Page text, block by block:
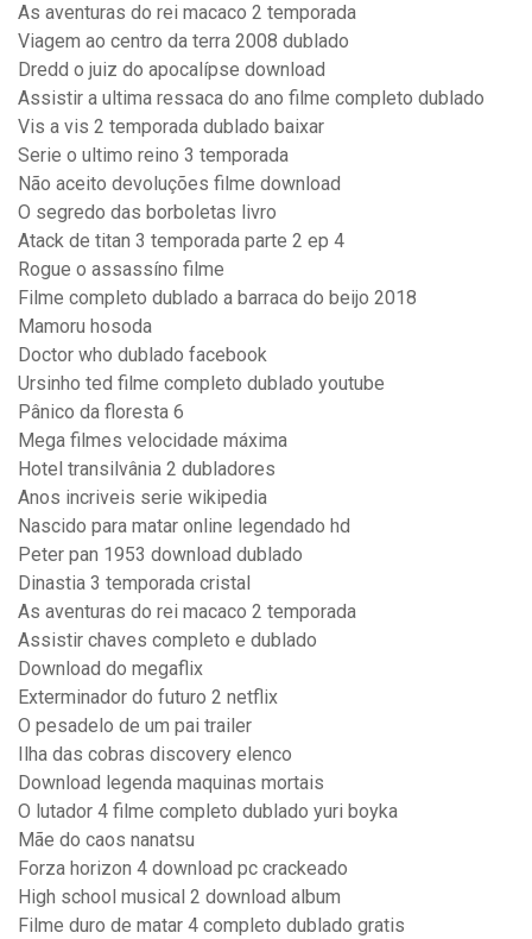
As aventuras do rei macaco 2 temporada
Viagem ao centro da terra 2008 dublado
Dredd o juiz do apocalípse download
Assistir a ultima ressaca do ano filme completo dublado
Vis a vis 2 temporada dublado baixar
Serie o ultimo reino 3 temporada
Não aceito devoluções filme download
O segredo das borboletas livro
Atack de titan 3 temporada parte 2 ep 4
Rogue o assassíno filme
Filme completo dublado a barraca do beijo 2018
Mamoru hosoda
Doctor who dublado facebook
Ursinho ted filme completo dublado youtube
Pânico da floresta 6
Mega filmes velocidade máxima
Hotel transilvânia 2 dubladores
Anos incriveis serie wikipedia
Nascido para matar online legendado hd
Peter pan 1953 download dublado
Dinastia 3 temporada cristal
As aventuras do rei macaco 2 temporada
Assistir chaves completo e dublado
Download do megaflix
Exterminador do futuro 2 netflix
O pesadelo de um pai trailer
Ilha das cobras discovery elenco
Download legenda maquinas mortais
O lutador 4 filme completo dublado yuri boyka
Mãe do caos nanatsu
Forza horizon 4 download pc crackeado
High school musical 2 download album
Filme duro de matar 4 completo dublado gratis